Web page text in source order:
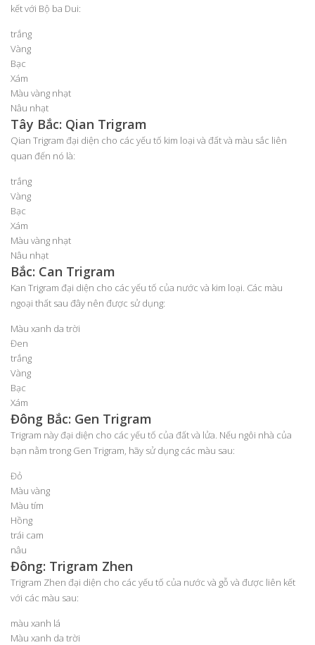
kết với Bộ ba Dui:
trắng
Vàng
Bạc
Xám
Màu vàng nhạt
Nâu nhạt
Tây Bắc: Qian Trigram
Qian Trigram đại diện cho các yếu tố kim loại và đất và màu sắc liên
quan đến nó là:
trắng
Vàng
Bạc
Xám
Màu vàng nhạt
Nâu nhạt
Bắc: Can Trigram
Kan Trigram đại diện cho các yếu tố của nước và kim loại. Các màu
ngoại thất sau đây nên được sử dụng:
Màu xanh da trời
Đen
trắng
Vàng
Bạc
Xám
Đông Bắc: Gen Trigram
Trigram này đại diện cho các yếu tố của đất và lửa. Nếu ngôi nhà của
bạn nằm trong Gen Trigram, hãy sử dụng các màu sau:
Đỏ
Màu vàng
Màu tím
Hồng
trái cam
nâu
Đông: Trigram Zhen
Trigram Zhen đại diện cho các yếu tố của nước và gỗ và được liên kết
với các màu sau:
màu xanh lá
Màu xanh da trời